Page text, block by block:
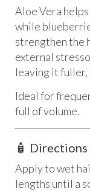
Aloe Vera
while
strengthen the
external
leaving it fuller,
Ideal for
full of volume.
🧴
Apply to wet
lengths until a